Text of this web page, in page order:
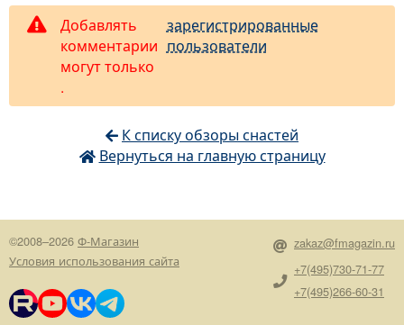
дураки)Эта проблема даже бы не всплывала.
Добавлять
комментарии
могут только
зарегистрированные
пользователи
.
К списку обзоры снастей
Вернуться на главную страницу
©2008–2026 Ф-Магазин
Условия использования сайта
zakaz@fmagazin.ru
+7(495)730-71-77
+7(495)266-60-31